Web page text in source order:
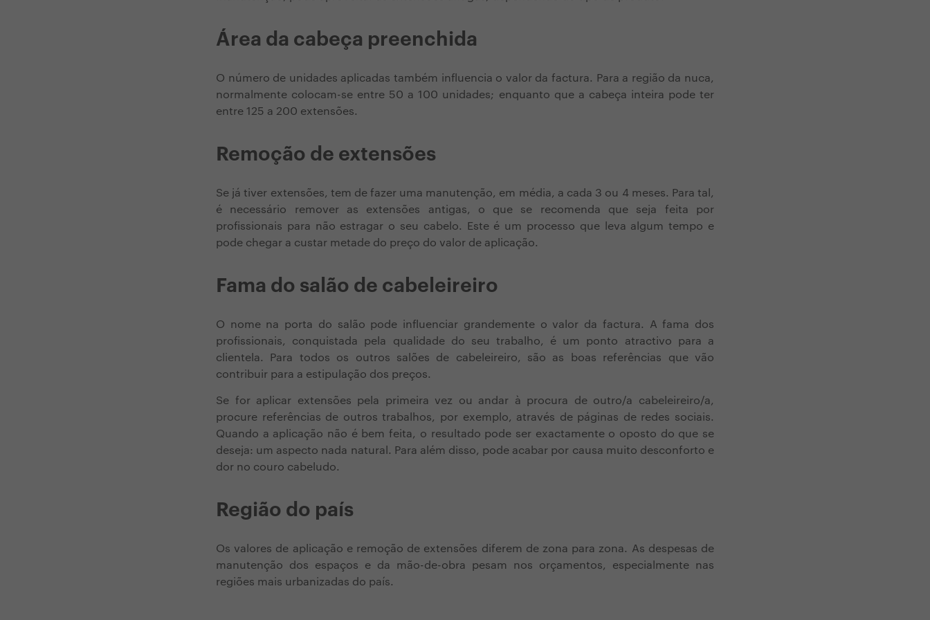
Área da cabeça preenchida
O número de unidades aplicadas também influencia o valor da factura. Para a região da nuca,
normalmente colocam-se entre 50 a 100 unidades; enquanto que a cabeça inteira pode ter
entre 125 a 200 extensões.
Remoção de extensões
Se já tiver extensões, tem de fazer uma manutenção, em média, a cada 3 ou 4 meses. Para tal,
é necessário remover as extensões antigas, o que se recomenda que seja feita por
profissionais para não estragar o seu cabelo. Este é um processo que leva algum tempo e
pode chegar a custar metade do preço do valor de aplicação.
Fama do salão de cabeleireiro
O nome na porta do salão pode influenciar grandemente o valor da factura. A fama dos
profissionais, conquistada pela qualidade do seu trabalho, é um ponto atractivo para a
clientela. Para todos os outros salões de cabeleireiro, são as boas referências que vão
contribuir para a estipulação dos preços.
Se for aplicar extensões pela primeira vez ou andar à procura de outro/a cabeleireiro/a,
procure referências de outros trabalhos, por exemplo, através de páginas de redes sociais.
Quando a aplicação não é bem feita, o resultado pode ser exactamente o oposto do que se
deseja: um aspecto nada natural. Para além disso, pode acabar por causa muito desconforto e
dor no couro cabeludo.
Região do país
Os valores de aplicação e remoção de extensões diferem de zona para zona. As despesas de
manutenção dos espaços e da mão-de-obra pesam nos orçamentos, especialmente nas
regiões mais urbanizadas do país.